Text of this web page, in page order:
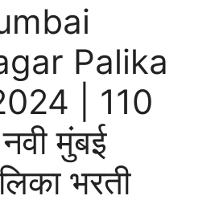
Palika
| 110
मुंबई
भरती